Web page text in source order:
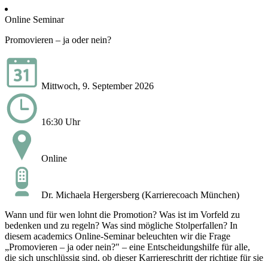
Online Seminar
Promovieren – ja oder nein?
Mittwoch, 9. September 2026
16:30 Uhr
Online
Dr. Michaela Hergersberg (Karrierecoach München)
Wann und für wen lohnt die Promotion? Was ist im Vorfeld zu
bedenken und zu regeln? Was sind mögliche Stolperfallen? In
diesem academics Online-Seminar beleuchten wir die Frage
„Promovieren – ja oder nein?" – eine Entscheidungshilfe für alle,
die sich unschlüssig sind, ob dieser Karriereschritt der richtige für sie